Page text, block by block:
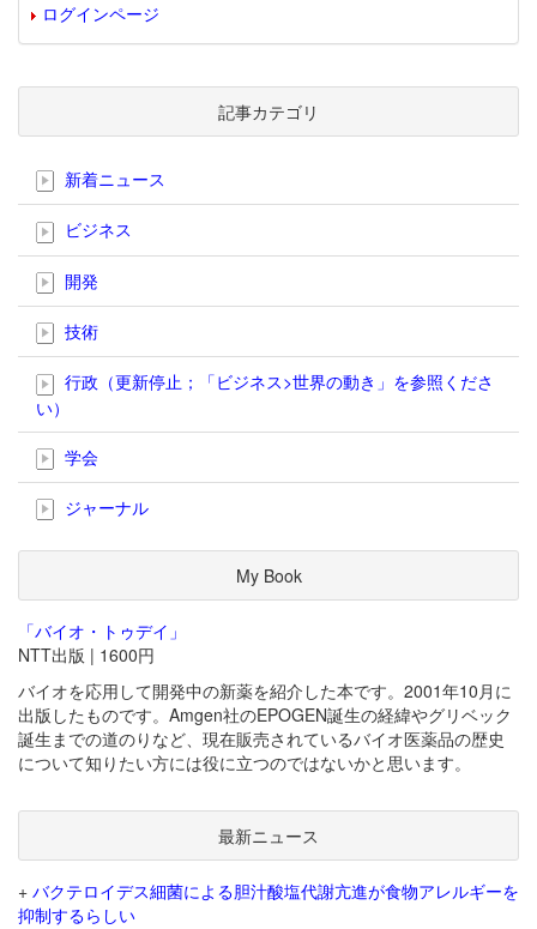
ログインページ
記事カテゴリ
新着ニュース
ビジネス
開発
技術
行政（更新停止；「ビジネス>世界の動き」を参照くださ
い）
学会
ジャーナル
My Book
「バイオ・トゥデイ」
NTT出版 | 1600円
バイオを応用して開発中の新薬を紹介した本です。2001年10月に
出版したものです。Amgen社のEPOGEN誕生の経緯やグリベック
誕生までの道のりなど、現在販売されているバイオ医薬品の歴史
について知りたい方には役に立つのではないかと思います。
最新ニュース
+ バクテロイデス細菌による胆汁酸塩代謝亢進が食物アレルギーを
抑制するらしい